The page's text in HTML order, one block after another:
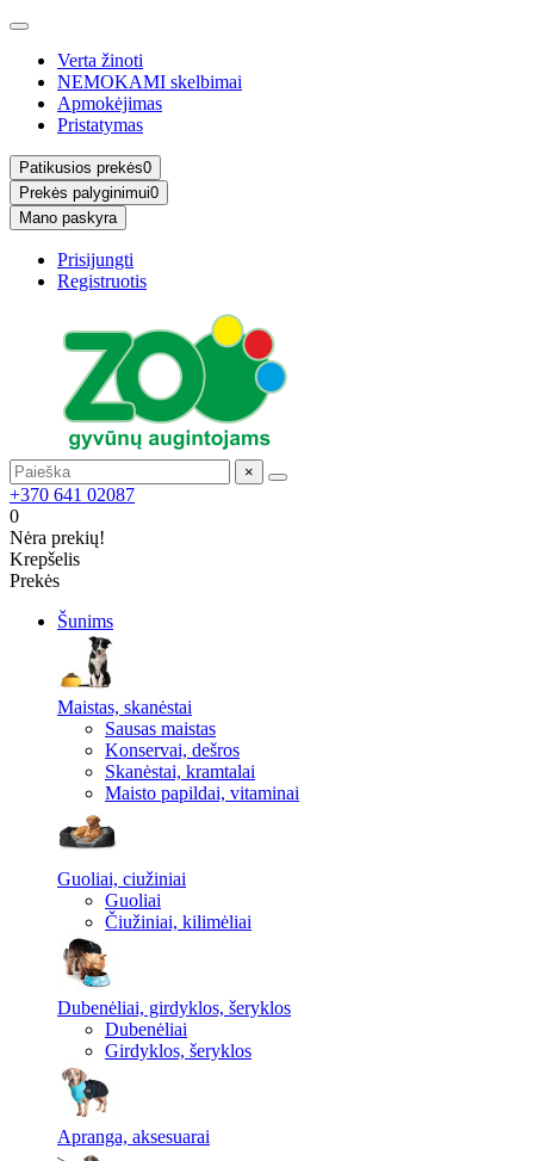
Verta žinoti
NEMOKAMI skelbimai
Apmokėjimas
Pristatymas
Patikusios prekės0
Prekės palyginimui0
Mano paskyra
Prisijungti
Registruotis
×
+370 641 02087
0
Nėra prekių!
Krepšelis
Prekės
Šunims
Maistas, skanėstai
Sausas maistas
Konservai, dešros
Skanėstai, kramtalai
Maisto papildai, vitaminai
Guoliai, ciužiniai
Guoliai
Čiužiniai, kilimėliai
Dubenėliai, girdyklos, šeryklos
Dubenėliai
Girdyklos, šeryklos
Apranga, aksesuarai